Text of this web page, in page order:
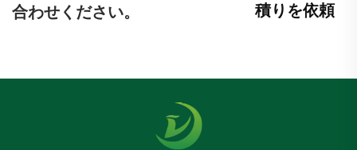
合わせください。
積りを依頼